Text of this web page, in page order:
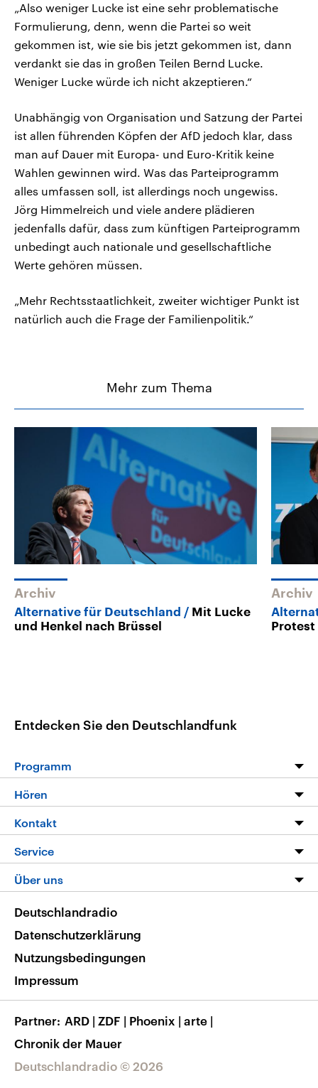
„Also weniger Lucke ist eine sehr problematische
Formulierung, denn, wenn die Partei so weit
gekommen ist, wie sie bis jetzt gekommen ist, dann
verdankt sie das in großen Teilen Bernd Lucke.
Weniger Lucke würde ich nicht akzeptieren.“
Unabhängig von Organisation und Satzung der Partei
ist allen führenden Köpfen der AfD jedoch klar, dass
man auf Dauer mit Europa- und Euro-Kritik keine
Wahlen gewinnen wird. Was das Parteiprogramm
alles umfassen soll, ist allerdings noch ungewiss.
Jörg Himmelreich und viele andere plädieren
jedenfalls dafür, dass zum künftigen Parteiprogramm
unbedingt auch nationale und gesellschaftliche
Werte gehören müssen.
„Mehr Rechtsstaatlichkeit, zweiter wichtiger Punkt ist
natürlich auch die Frage der Familienpolitik.“
Mehr zum Thema
Archiv
Alternative für Deutschland
Mit Lucke
und Henkel nach Brüssel
Archiv
Entdecken Sie den Deutschlandfunk
Programm
Programm
Die Nachrichten
Nachrichtenleicht
Neue Beiträge auf dlf.de
Hören
Livestream
Podcasts
Deutschlandfunk App
Nachrichten App
Frequenzen
Kontakt
Hörerservice
Service
FAQ
Veranstaltungen
Musikliste
RSS
Über uns
Barrierefreiheit
Deutschlandradio © 2026
Deutschlandradio
Datenschutzerklärung
Nutzungsbedingungen
Impressum
Partner ARD | ZDF | Phoenix | arte |
Chronik der Mauer